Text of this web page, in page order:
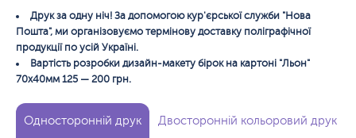
Друк за одну ніч! За допомогою кур'єрської служби "Нова
Пошта", ми організовуємо термінову доставку поліграфічної
продукції по усій Україні.
Вартість розробки дизайн-макету бірок на картоні "Льон"
70х40мм 125 — 200 грн.
Односторонній друк Двосторонній кольоровий друк